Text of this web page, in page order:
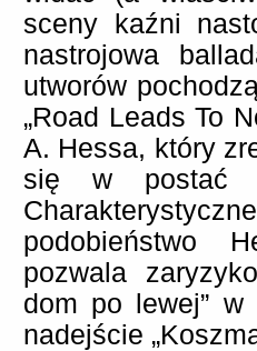
sceny kaźni
nastrojowa
utworów
„Road Leads To
A. Hessa, który
się w postać
podobieństwo
pozwala
dom po lewej” w
nadejście